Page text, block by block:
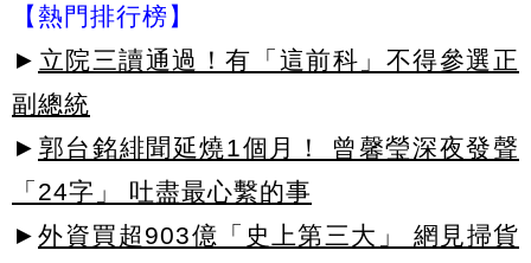
【熱門排行榜】
► 立院三讀通過！有「這前科」不得參選正
副總統
► 郭台銘緋聞延燒1個月！ 曾馨瑩深夜發聲
「24字」 吐盡最心繫的事
► 外資買超903億「史上第三大」 網見掃貨